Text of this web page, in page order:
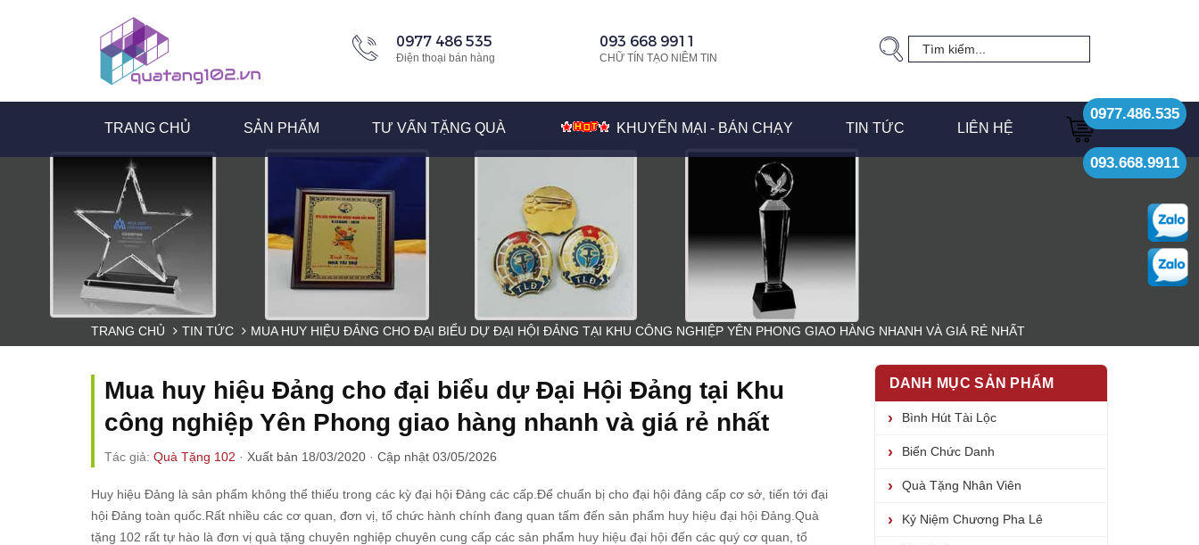
0977 486 535
Điện thoại bán hàng
093 668 9911
CHỮ TÍN TẠO NIỀM TIN
TRANG CHỦ SẢN PHẨM TƯ VẤN TẶNG QUÀ KHUYẾN MẠI - BÁN CHẠY TIN TỨC LIÊN HỆ
0977.486.535
093.668.9911
TRANG CHỦ TIN TỨC MUA HUY HIỆU ĐẢNG CHO ĐẠI BIỂU DỰ ĐẠI HỘI ĐẢNG TẠI KHU CÔNG NGHIỆP YÊN PHONG GIAO HÀNG NHANH VÀ GIÁ RẺ NHẤT
Mua huy hiệu Đảng cho đại biểu dự Đại Hội Đảng tại Khu
công nghiệp Yên Phong giao hàng nhanh và giá rẻ nhất
Tác giả: Quà Tặng 102 · Xuất bản 18/03/2020 · Cập nhật 03/05/2026
Huy hiệu Đảng là sản phẩm không thể thiếu trong các kỳ đại hội Đảng các cấp.Để chuẩn bị cho đại hội đảng cấp cơ sở, tiến tới đại
hội Đảng toàn quốc.Rất nhiều các cơ quan, đơn vị, tổ chức hành chính đang quan tấm đến sản phẩm huy hiệu đại hội Đảng .Quà
tặng 102 rất tự hào là đơn vị quà tặng chuyên nghiệp chuyên cung cấp các sản phẩm huy hiệu đại hội đến các quý cơ quan, tổ
DANH MỤC SẢN PHẨM
Bình Hút Tài Lộc
Biển Chức Danh
Quà Tặng Nhân Viên
Kỷ Niệm Chương Pha Lê